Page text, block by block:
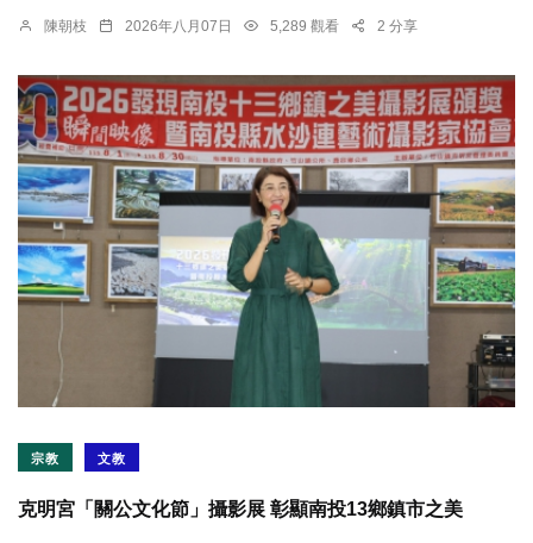
陳朝枝 2026年八月07日 5,289 觀看 2 分享
宗教 文教
克明宮「關公文化節」攝影展 彰顯南投13鄉鎮市之美